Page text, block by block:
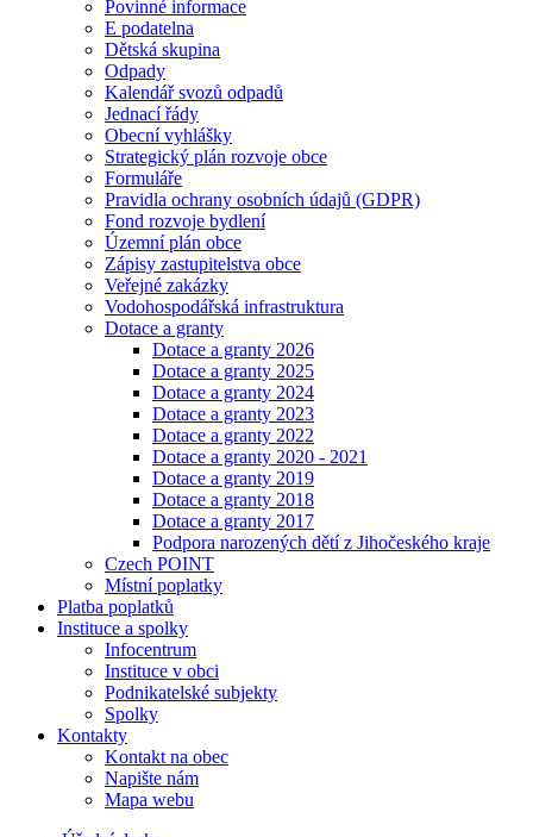
Povinné informace
E podatelna
Dětská skupina
Odpady
Kalendář svozů odpadů
Jednací řády
Obecní vyhlášky
Strategický plán rozvoje obce
Formuláře
Pravidla ochrany osobních údajů (GDPR)
Fond rozvoje bydlení
Územní plán obce
Zápisy zastupitelstva obce
Veřejné zakázky
Vodohospodářská infrastruktura
Dotace a granty
Dotace a granty 2026
Dotace a granty 2025
Dotace a granty 2024
Dotace a granty 2023
Dotace a granty 2022
Dotace a granty 2020 - 2021
Dotace a granty 2019
Dotace a granty 2018
Dotace a granty 2017
Podpora narozených dětí z Jihočeského kraje
Czech POINT
Místní poplatky
Platba poplatků
Instituce a spolky
Infocentrum
Instituce v obci
Podnikatelské subjekty
Spolky
Kontakty
Kontakt na obec
Napište nám
Mapa webu